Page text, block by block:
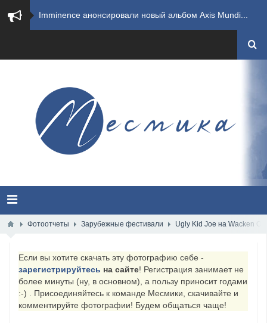
​Imminence анонсировали новый альбом Axis Mundi...
​Summer Breeze Open Air 2026 полностью переходи...
​Wacken Open Air 2026: открыт новый портал Cash...
XANDRIA представили новый сингл под названием «...
Wacken Open Air 2026 объявили последние одиннад...
​Wacken Open Air 2027 объявил новую волну участ...
Фотоотчеты Зарубежные фестивали Ugly Kid Joe на Wacken
Если вы хотите скачать эту фотографию себе -
зарегистрируйтесь на сайте! Регистрация занимает не
более минуты (ну, в основном), а пользу приносит годами
:-) . Присоединяйтесь к команде Месмики, скачивайте и
комментируйте фотографии! Будем общаться чаще!